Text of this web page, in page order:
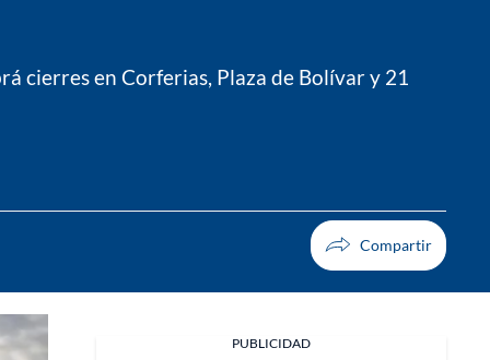
cierres en Corferias, Plaza de Bolívar y 21
PUBLICIDAD